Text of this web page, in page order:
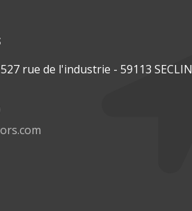
rue de l'industrie - 59113 SECLIN